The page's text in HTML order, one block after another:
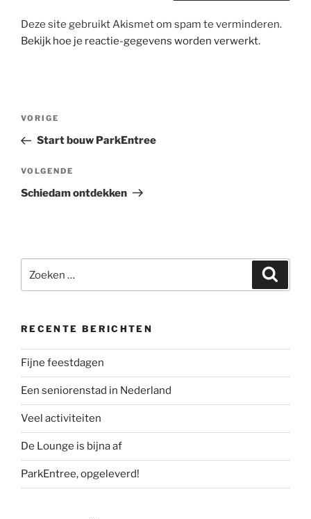
Deze site gebruikt Akismet om spam te verminderen.
Bekijk hoe je reactie-gegevens worden verwerkt.
Berichtnavigatie
Vorig
bericht
VORIGE
Start bouw ParkEntree
Volgend
bericht
VOLGENDE
Schiedam ontdekken
naar:
RECENTE BERICHTEN
Fijne feestdagen
Een seniorenstad in Nederland
Veel activiteiten
De Lounge is bijna af
ParkEntree, opgeleverd!